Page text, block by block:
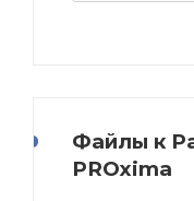
Файлы к
PROxima